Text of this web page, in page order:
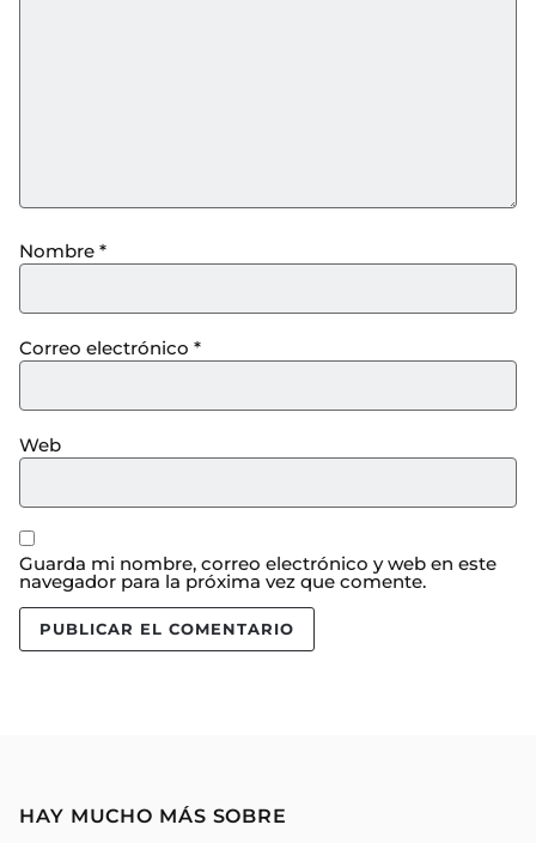
Nombre *
Correo electrónico *
Web
Guarda mi nombre, correo electrónico y web en este
navegador para la próxima vez que comente.
HAY MUCHO MÁS SOBRE